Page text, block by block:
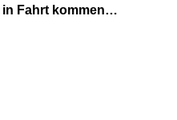
in Fahrt kommen…